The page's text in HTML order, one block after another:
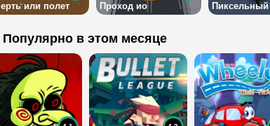
или полет Проход ио
Популярно в этом месяце